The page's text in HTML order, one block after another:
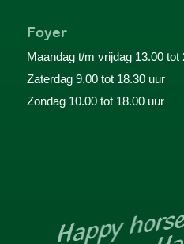
Foyer
Maandag t/m vrijdag 13.00 tot
Zaterdag 9.00 tot 18.30 uur
Zondag 10.00 tot 18.00 uur